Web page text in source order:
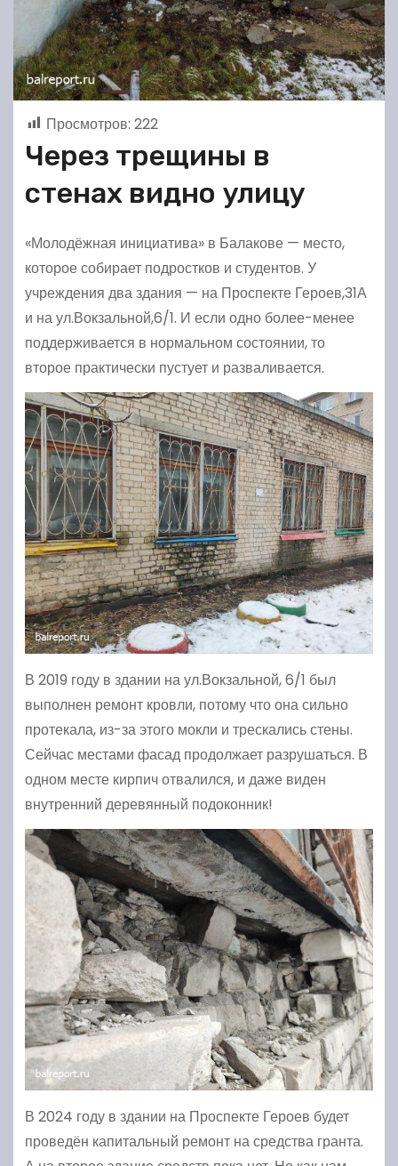
Просмотров: 222
Через трещины в
стенах видно улицу
«Молодёжная инициатива» в Балакове — место,
которое собирает подростков и студентов. У
учреждения два здания — на Проспекте Героев,31А
и на ул.Вокзальной,6/1. И если одно более-менее
поддерживается в нормальном состоянии, то
второе практически пустует и разваливается.
В 2019 году в здании на ул.Вокзальной, 6/1 был
выполнен ремонт кровли, потому что она сильно
протекала, из-за этого мокли и трескались стены.
Сейчас местами фасад продолжает разрушаться. В
одном месте кирпич отвалился, и даже виден
внутренний деревянный подоконник!
В 2024 году в здании на Проспекте Героев будет
проведён капитальный ремонт на средства гранта.